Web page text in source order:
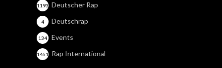
Deutscher Rap
1193
Deutschrap
4
Events
134
Rap International
1461